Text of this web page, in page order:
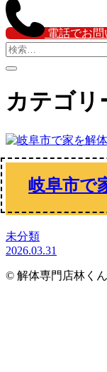
電話でお問
検
カテゴリ
岐阜市で
未分類
2026.03.31
© 解体専門店林くん